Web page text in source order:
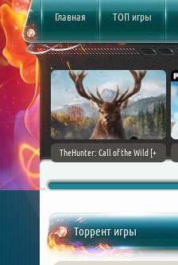
Главная ТОП игры
(2017)
TheHunter: Call of the Wild [+
Торрент игры